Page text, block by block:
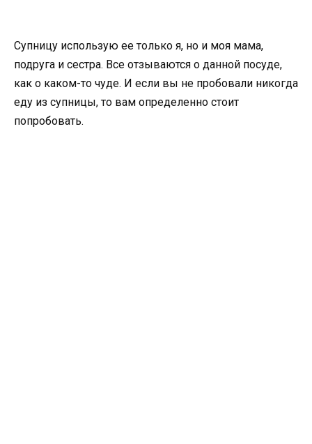
Супницу использую ее только я, но и моя мама,
подруга и сестра. Все отзываются о данной посуде,
как о каком-то чуде. И если вы не пробовали никогда
еду из супницы, то вам определенно стоит
попробовать.